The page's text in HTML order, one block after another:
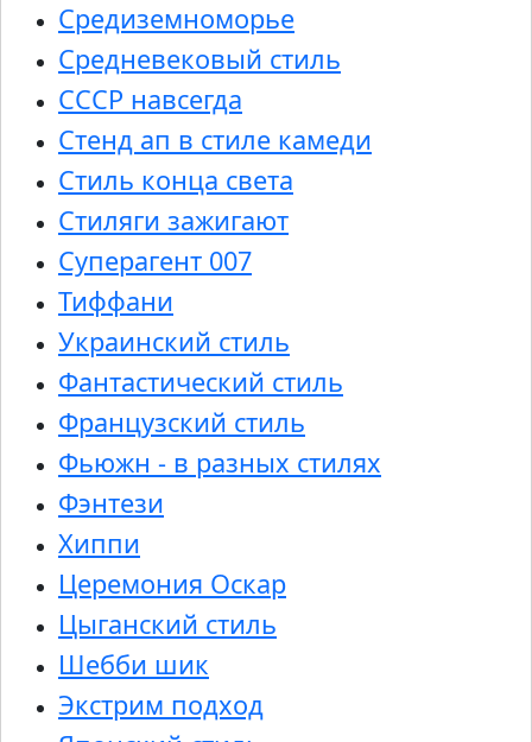
Средиземноморье
Средневековый стиль
СССР навсегда
Стенд ап в стиле камеди
Стиль конца света
Стиляги зажигают
Суперагент 007
Тиффани
Украинский стиль
Фантастический стиль
Французский стиль
Фьюжн - в разных стилях
Фэнтези
Хиппи
Церемония Оскар
Цыганский стиль
Шебби шик
Экстрим подход